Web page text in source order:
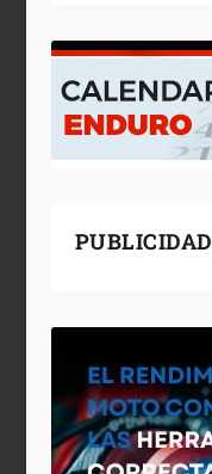
PUBLICIDAD